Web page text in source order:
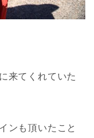
来てくれていた
ンも頂いたこと